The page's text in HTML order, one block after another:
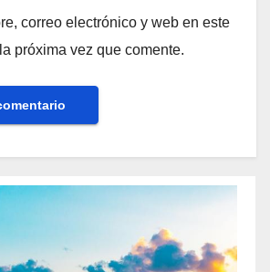
correo electrónico y web en este
próxima vez que comente.